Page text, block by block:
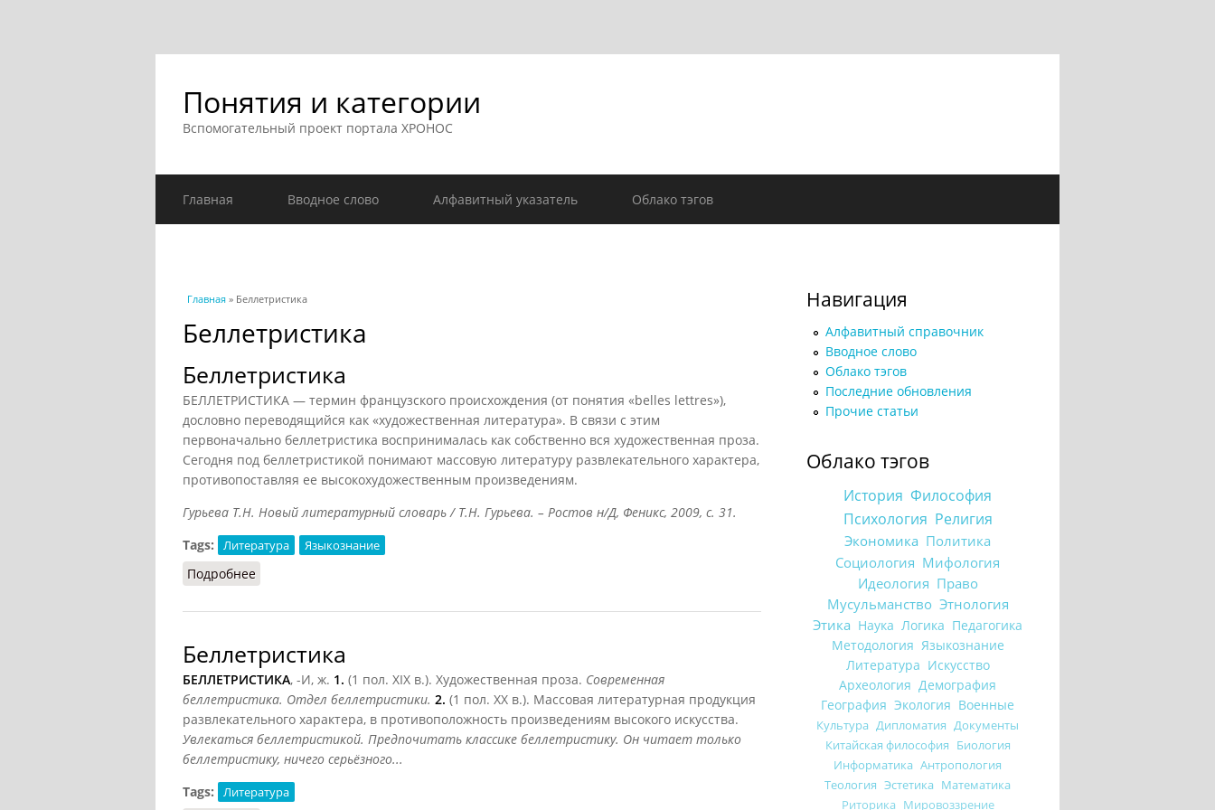
Понятия и категории
Вспомогательный проект портала ХРОНОС
Главная Вводное слово Алфавитный указатель Облако тэгов
Вы здесь
Главная » Беллетристика
Беллетристика
Беллетристика
БЕЛЛЕТРИСТИКА — термин французского происхождения (от понятия «belles lettres»),
дословно переводящийся как «художественная литература». В связи с этим
первоначально беллетристика воспринималась как собственно вся художественная проза.
Сегодня под беллетристикой понимают массовую литературу развлекательного характера,
противопоставляя ее высокохудожественным произведениям.
Гурьева Т.Н. Новый литературный словарь / Т.Н. Гурьева. – Ростов н/Д, Феникс, 2009, с. 31.
Tags:
Литература Языкознание
Подробнее
Беллетристика
БЕЛЛЕТРИСТИКА, -И, ж. 1. (1 пол. XIX в.). Художественная проза. Современная
беллетристика. Отдел беллетристики. 2. (1 пол. XX в.). Массовая литературная продукция
развлекательного характера, в противоположность произведениям высокого искусства.
Увлекаться беллетристикой. Предпочитать классике беллетристику. Он читает только
беллетристику, ничего серьёзного...
Tags:
Литература
Навигация
Алфавитный справочник
Вводное слово
Облако тэгов
Последние обновления
Прочие статьи
Облако тэгов
История Философия
Психология Религия
Экономика Политика
Социология Мифология
Идеология Право
Мусульманство Этнология
Этика Наука Логика Педагогика
Методология Языкознание
Литература Искусство
Археология Демография
География Экология Военные
Культура Дипломатия Документы
Китайская философия Биология
Информатика Антропология
Теология Эстетика Математика
Риторика Мировоззрение